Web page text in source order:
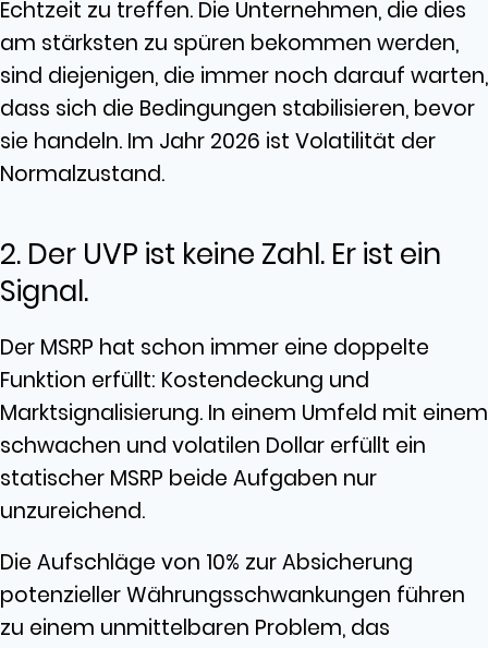
Echtzeit zu treffen. Die Unternehmen, die dies
am stärksten zu spüren bekommen werden,
sind diejenigen, die immer noch darauf warten,
dass sich die Bedingungen stabilisieren, bevor
sie handeln. Im Jahr 2026 ist Volatilität der
Normalzustand.
2. Der UVP ist keine Zahl. Er ist ein
Signal.
Der MSRP hat schon immer eine doppelte
Funktion erfüllt: Kostendeckung und
Marktsignalisierung. In einem Umfeld mit einem
schwachen und volatilen Dollar erfüllt ein
statischer MSRP beide Aufgaben nur
unzureichend.
Die Aufschläge von 10% zur Absicherung
potenzieller Währungsschwankungen führen
zu einem unmittelbaren Problem, das